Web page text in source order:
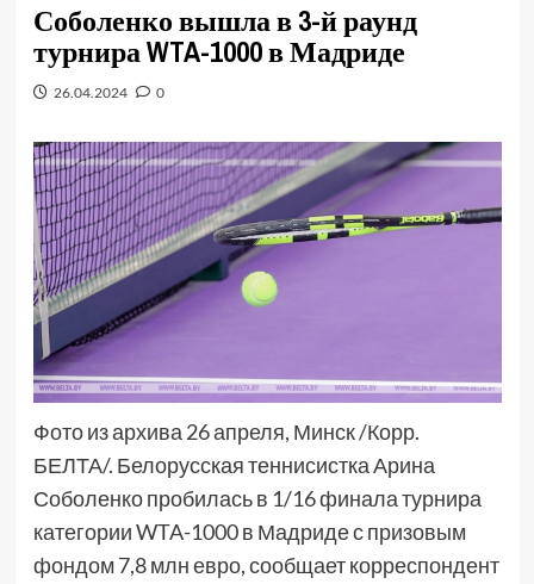
Соболенко вышла в 3-й раунд
турнира WTA-1000 в Мадриде
26.04.2024 0
Фото из архива 26 апреля, Минск /Корр.
БЕЛТА/. Белорусская теннисистка Арина
Соболенко пробилась в 1/16 финала турнира
категории WTA-1000 в Мадриде с призовым
фондом 7,8 млн евро, сообщает корреспондент